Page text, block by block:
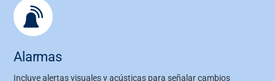
Alarmas
Incluye alertas visuales y acústicas para señalar cambios